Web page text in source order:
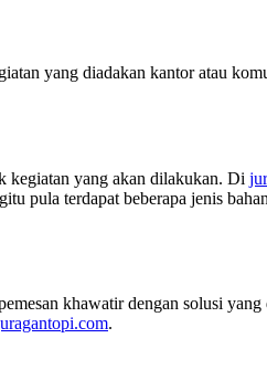
yang diadakan kantor atau
kegiatan yang akan dilakukan. Di
pula terdapat beberapa jenis
khawatir dengan solusi
.